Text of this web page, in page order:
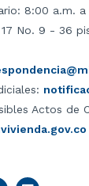
8:00 a.m.
17 No. 9 - 36
Actos de